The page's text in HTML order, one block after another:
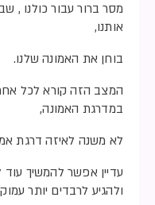
מסר ברור עבור כולנו ,
אותנו,
בוחן את האמונה שלנו.
המצב הזה קורא לכל
במדרגת האמונה,
לא משנה לאיזה דרגת
עדיין אפשר להמשיך
ולהגיע לרבדים יותר